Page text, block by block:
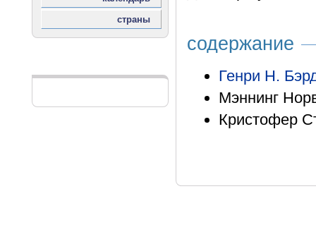
содержание
Генри Н.
Мэннинг
Кристофер